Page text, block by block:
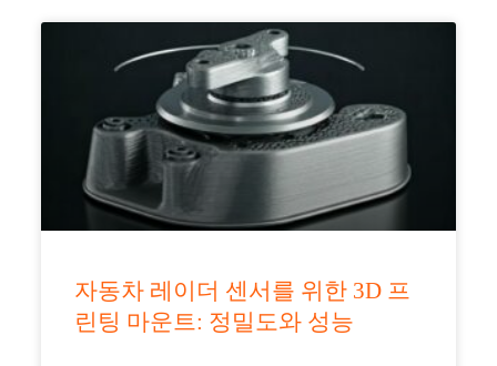
자동차 레이더 센서를 위한 3D 프
린팅 마운트: 정밀도와 성능